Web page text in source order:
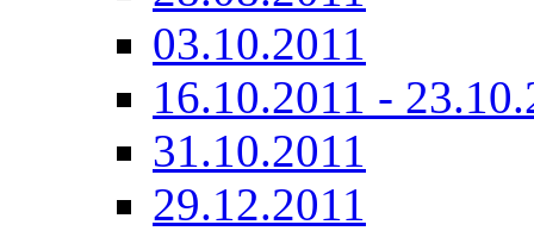
03.10.2011
16.10.2011 -
31.10.2011
29.12.2011